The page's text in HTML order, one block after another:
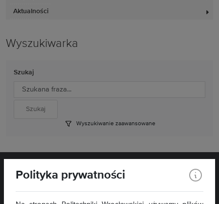
Aktualności
Wyszukiwarka
Szukaj
Wyszukiwanie zaawansowane
Polityka prywatności